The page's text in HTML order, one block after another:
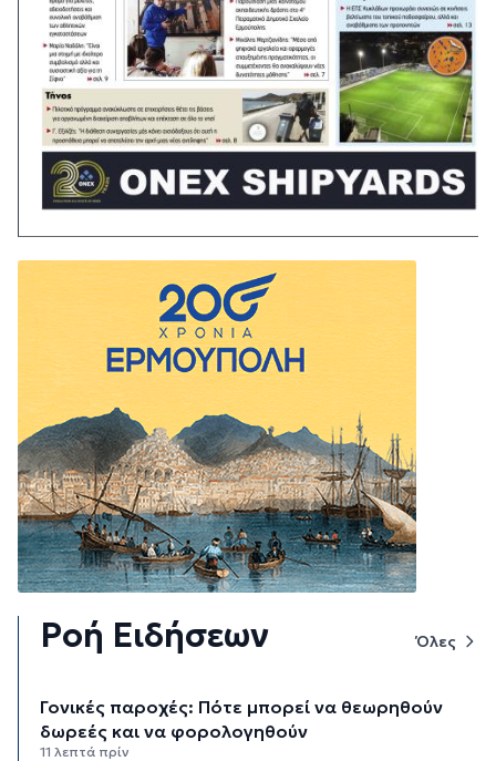
Ροή Ειδήσεων Όλες
Γονικές παροχές: Πότε μπορεί να θεωρηθούν
δωρεές και να φορολογηθούν
11 λεπτά πρίν